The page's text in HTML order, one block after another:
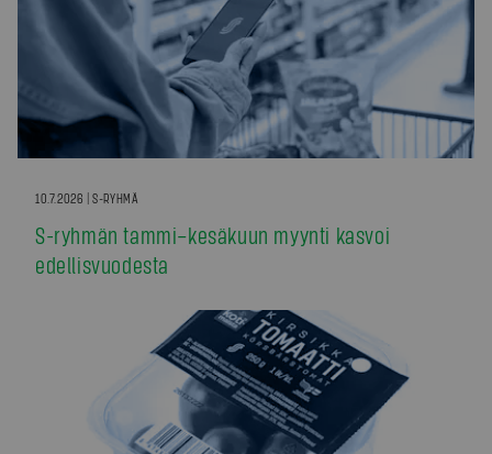
10.7.2026 | S-RYHMÄ
S-ryhmän tammi–kesäkuun myynti kasvoi
edellisvuodesta